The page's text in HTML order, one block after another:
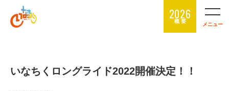
2026
概 要
メニュー
いなちくロングライド2022開催決定！！